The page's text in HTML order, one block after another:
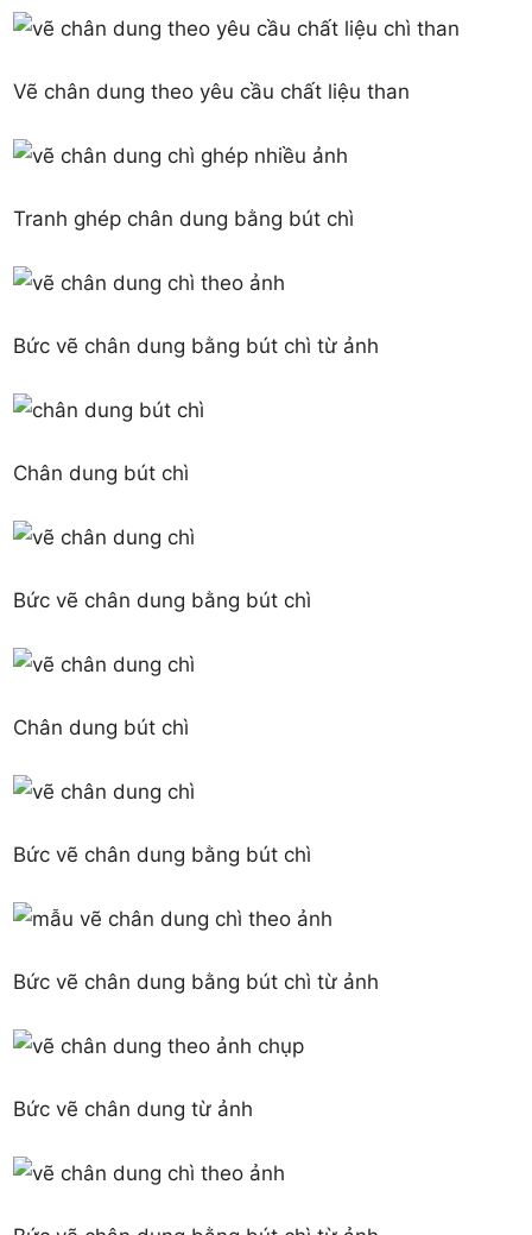
Vẽ chân dung theo yêu cầu chất liệu than
Tranh ghép chân dung bằng bút chì
Bức vẽ chân dung bằng bút chì từ ảnh
Chân dung bút chì
Bức vẽ chân dung bằng bút chì
Chân dung bút chì
Bức vẽ chân dung bằng bút chì
Bức vẽ chân dung bằng bút chì từ ảnh
Bức vẽ chân dung từ ảnh